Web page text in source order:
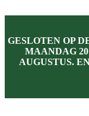
GESLOTEN OP
MAANDAG
AUGUSTUS.